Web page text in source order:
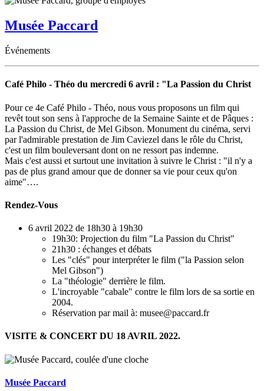
Musée Paccard
Événements
Café Philo - Théo du mercredi 6 avril : "La Passion du Christ
Pour ce 4e Café Philo - Théo, nous vous proposons un film qui
revêt tout son sens à l'approche de la Semaine Sainte et de Pâques :
La Passion du Christ, de Mel Gibson. Monument du cinéma, servi
par l'admirable prestation de Jim Caviezel dans le rôle du Christ,
c'est un film bouleversant dont on ne ressort pas indemne.
Mais c'est aussi et surtout une invitation à suivre le Christ : "il n'y a
pas de plus grand amour que de donner sa vie pour ceux qu'on
aime"….
Rendez-Vous
6 avril 2022 de 18h30 à 19h30
19h30: Projection du film "La Passion du Christ"
21h30 : échanges et débats
Les "clés" pour interpréter le film ("la Passion selon
Mel Gibson")
La "théologie" derrière le film.
L'incroyable "cabale" contre le film lors de sa sortie en
2004.
Réservation par mail à: musee@paccard.fr
VISITE & CONCERT DU 18 AVRIL 2022.
Musée Paccard